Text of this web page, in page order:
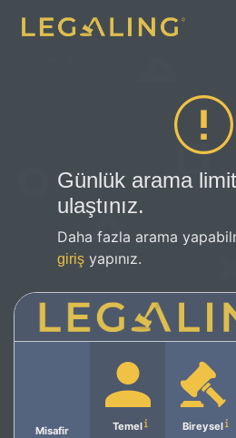
Günlük arama
ulaştınız.
Daha fazla arama
giriş yapınız.
Misafir Temel Bireysel